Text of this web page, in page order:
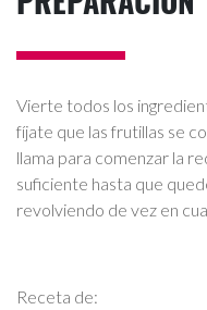
Vierte todos los
fíjate que las frutillas se
llama para comenzar la
suficiente hasta que
revolviendo de vez en
Receta de: